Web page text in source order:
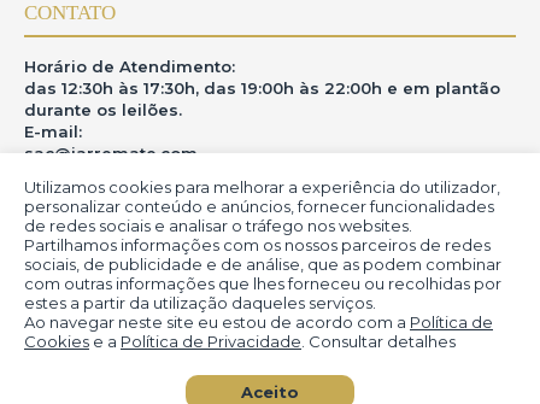
Utilizamos cookies para melhorar a experiência do utilizador,
personalizar conteúdo e anúncios, fornecer funcionalidades
de redes sociais e analisar o tráfego nos websites.
Partilhamos informações com os nossos parceiros de redes
sociais, de publicidade e de análise, que as podem combinar
com outras informações que lhes forneceu ou recolhidas por
estes a partir da utilização daqueles serviços.
Ao navegar neste site eu estou de acordo com a Política de
Cookies e a Política de Privacidade . Consultar detalhes
Aceito
CONTATO
Horário de Atendimento:
das 12:30h às 17:30h, das 19:00h às 22:00h e em plantão
durante os leilões.
E-mail:
sac@iarremate.com
ONDE ESTAMOS
R. Heitor Modesto, 28 - Estação São Lourenço - MG
CEP: 37470-000
© iArremate - Portal de Arte (2013-2026)